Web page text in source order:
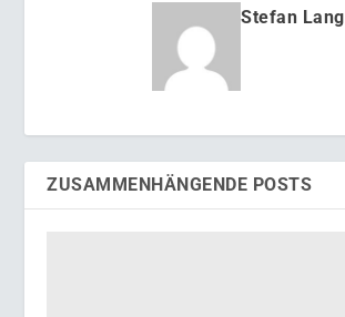
Stefan Lang
ZUSAMMENHÄNGENDE POSTS